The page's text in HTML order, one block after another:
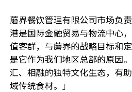
蘑界餐饮管理有限公司市场负
港是国际金融贸易与物流中心
值客群，与蘑界的战略目标和
是它作为我们地区总部的原因
汇、相融的独特文化生态，有
域传统食材。」